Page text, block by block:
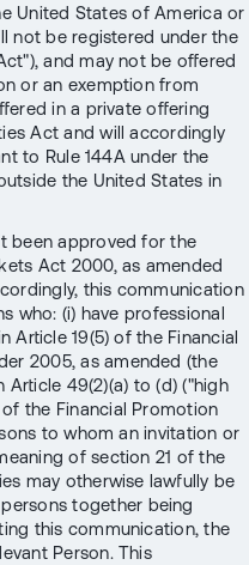
United States of America or
not be registered under the
and may not be offered
or an exemption from
in a private offering
Act and will accordingly
to Rule 144A under the
the United States in
been approved for the
Act 2000, as amended
this communication
who: (i) have professional
Article 19(5) of the Financial
2005, as amended (the
Article 49(2)(a) to (d) ("high
the Financial Promotion
to whom an invitation or
of section 21 of the
may otherwise lawfully be
together being
this communication, the
Person. This